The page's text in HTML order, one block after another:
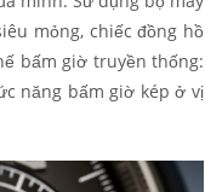
mỏng, chiếc đồng hồ
bấm giờ truyền thống:
năng bấm giờ kép ở vị